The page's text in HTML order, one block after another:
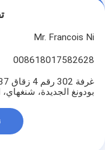
اتصل بنا
أخبار
حالات
Mr. Francois Ni
008618017582628
بودونغ الجديدة،